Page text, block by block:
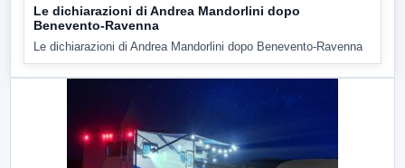
Le dichiarazioni di Andrea Mandorlini dopo
Benevento-Ravenna
Le dichiarazioni di Andrea Mandorlini dopo Benevento-Ravenna